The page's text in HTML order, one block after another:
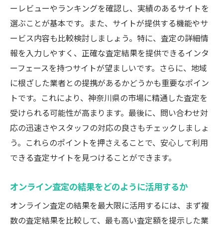
ーレビューやランキングを確認し、実績のあるサイトを
選ぶことが基本です。また、サイトが提供する機能やサ
ービス内容も比較検討しましょう。特に、査定の詳細情
報を入力しやすく、正確な査定結果を提供できるインタ
ーフェースを持つサイトが望ましいです。さらに、地域
に根ざした業者との提携があるかどうかも重要なポイン
トです。これにより、神奈川県の市場に精通した査定を
受けられる可能性が高まります。最後に、問い合わせ対
応の迅速さやスタッフの対応の良さもチェックしましょ
う。これらのポイントを押さえることで、安心して利用
できる査定サイトを見つけることができます。
オンライン査定の結果をどのように活用するか
オンライン査定の結果を最大限に活用するには、まず複
数の査定結果を比較して、最も高い査定額を提示した業